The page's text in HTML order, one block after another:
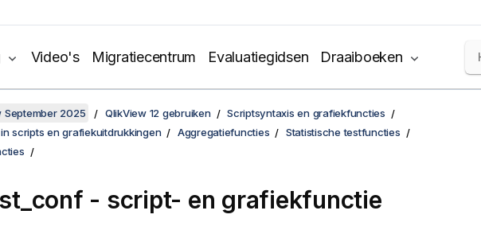
Video's Migratiecentrum Evaluatiegidsen Draaiboeken
September 2025 QlikView 12 gebruiken
Scriptsyntaxis en grafiekfuncties
scripts en grafiekuitdrukkingen
Aggregatiefuncties
Statistische testfuncties
- script- en grafiekfunctie